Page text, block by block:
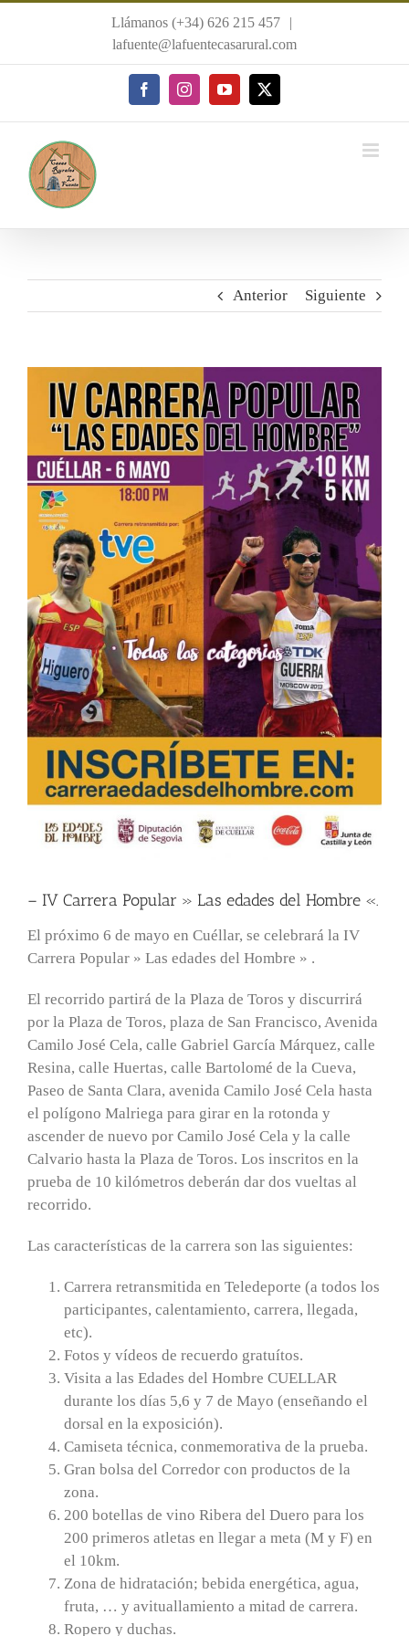
Llámanos (+34) 626 215 457
|
lafuente@lafuentecasarural.com
FacebookInstagramYouTube
X
Anterior Siguiente
– IV Carrera Popular » Las edades del Hombre «.
El próximo 6 de mayo en Cuéllar, se celebrará la IV
Carrera Popular » Las edades del Hombre » .
El recorrido partirá de la Plaza de Toros y discurrirá
por la Plaza de Toros, plaza de San Francisco, Avenida
Camilo José Cela, calle Gabriel García Márquez, calle
Resina, calle Huertas, calle Bartolomé de la Cueva,
Paseo de Santa Clara, avenida Camilo José Cela hasta
el polígono Malriega para girar en la rotonda y
ascender de nuevo por Camilo José Cela y la calle
Calvario hasta la Plaza de Toros. Los inscritos en la
prueba de 10 kilómetros deberán dar dos vueltas al
recorrido.
Las características de la carrera son las siguientes:
Carrera retransmitida en Teledeporte (a todos los
participantes, calentamiento, carrera, llegada,
etc).
Fotos y vídeos de recuerdo gratuítos.
Visita a las Edades del Hombre CUELLAR
durante los días 5,6 y 7 de Mayo (enseñando el
dorsal en la exposición).
Camiseta técnica, conmemorativa de la prueba.
Gran bolsa del Corredor con productos de la
zona.
200 botellas de vino Ribera del Duero para los
200 primeros atletas en llegar a meta (M y F) en
el 10km.
Zona de hidratación; bebida energética, agua,
fruta, … y avituallamiento a mitad de carrera.
Ropero y duchas.